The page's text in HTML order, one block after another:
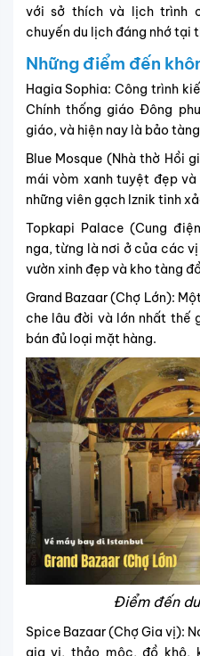
với sở thích và lịch trình
chuyến du lịch đáng nhớ tại
Những điểm đến
Hagia Sophia: Công trình
Chính thống giáo Đông
giáo, và hiện nay là bảo
Blue Mosque (Nhà thờ Hồi
mái vòm xanh tuyệt đẹp
những viên gạch Iznik tinh
Topkapi Palace (Cung
nga, từng là nơi ở của các
vườn xinh đẹp và kho tàng
Grand Bazaar (Chợ Lớn):
che lâu đời và lớn nhất thế
bán đủ loại mặt hàng.
Điểm đến
Spice Bazaar (Chợ Gia vị):
gia vị, thảo mộc, đồ khô,